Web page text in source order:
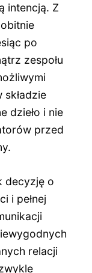
intencją. Z
po
zespołu
składzie
dzieło i nie
przed
decyzję o
i pełnej
relacji